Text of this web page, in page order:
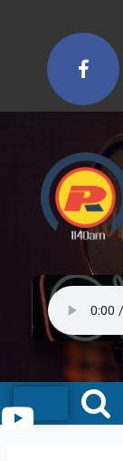
contenido
Menu